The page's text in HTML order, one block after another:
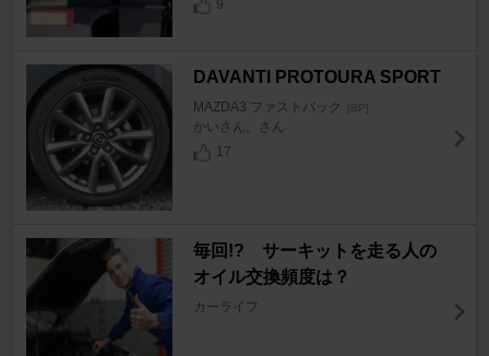
9
DAVANTI PROTOURA SPORT
MAZDA3 ファストバック [BP]
かいさん。さん
17
毎回!? サーキットを走る人の
オイル交換頻度は？
カーライフ